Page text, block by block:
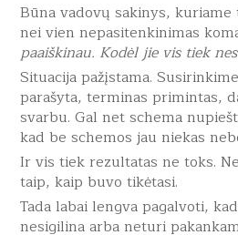
Būna vadovų sakinys, kuriame
nei vien nepasitenkinimas
paaiškinau. Kodėl jie vis tiek
Situacija pažįstama.
parašyta, terminas primintas,
svarbu. Gal net schema
kad be schemos jau niekas
Ir vis tiek rezultatas ne toks.
taip, kaip buvo tikėtasi.
Tada labai lengva pagalvoti,
nesigilina arba neturi